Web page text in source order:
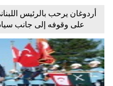
أردوغان يرحب بالرئيس
على وقوفه إلى جانب